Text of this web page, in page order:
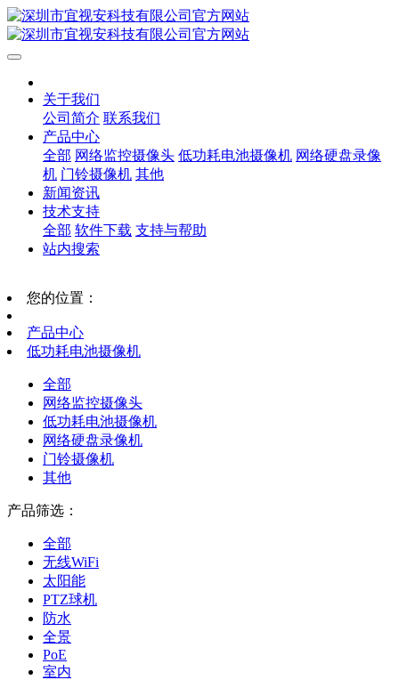
关于我们
公司简介 联系我们
产品中心
全部 网络监控摄像头 低功耗电池摄像机 网络硬盘录像
机 门铃摄像机 其他
新闻资讯
技术支持
全部 软件下载 支持与帮助
站内搜索
您的位置：
产品中心
低功耗电池摄像机
全部
网络监控摄像头
低功耗电池摄像机
网络硬盘录像机
门铃摄像机
其他
产品筛选：
全部
无线WiFi
太阳能
PTZ球机
防水
全景
PoE
室内